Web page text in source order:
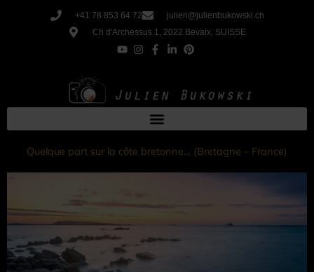
+41 78 853 64 72
julien@julienbukowski.ch
Ch d'Archessus 1, 2022 Bevaix, SUISSE
Quelque part sur la côte bretonne… (Bretagne – France)